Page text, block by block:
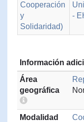
Cooperación
y
Solidaridad)
-
Información
Área
geográfica
Modalidad